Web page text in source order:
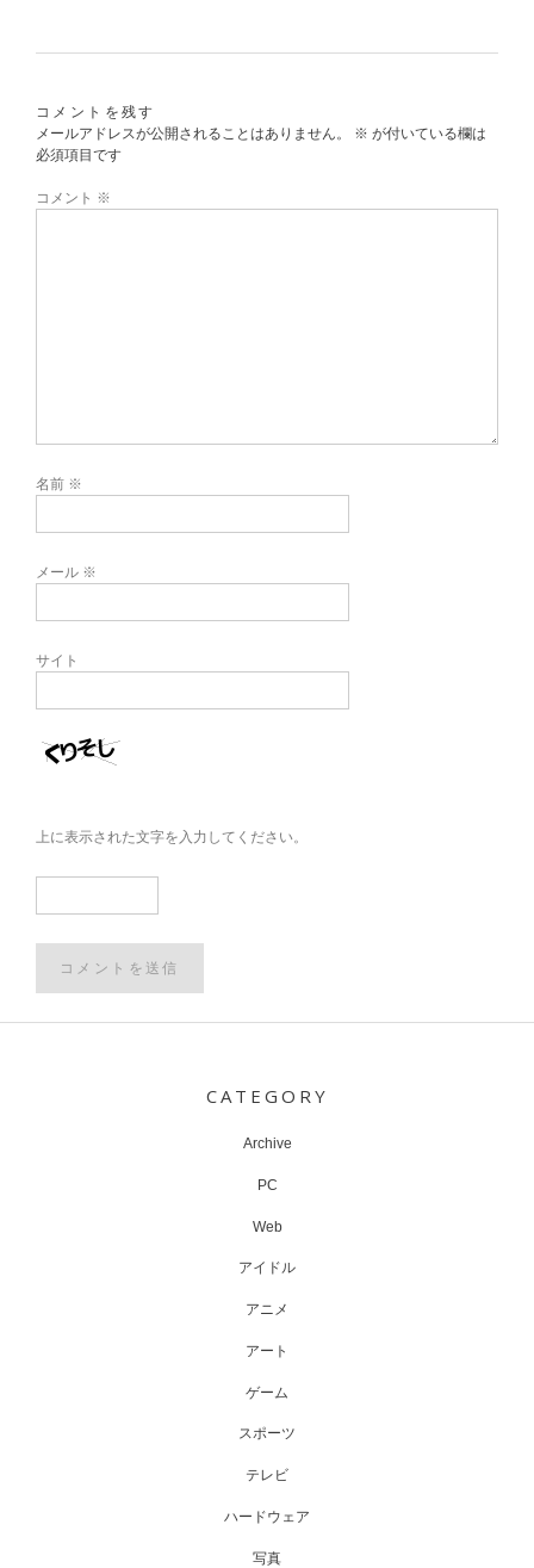
コメントを残す
メールアドレスが公開されることはありません。
※ が付いている欄は
必須項目です
コメント ※
名前 ※
メール ※
サイト
上に表示された文字を入力してください。
CATEGORY
Archive
PC
Web
アイドル
アニメ
アート
ゲーム
スポーツ
テレビ
ハードウェア
写真